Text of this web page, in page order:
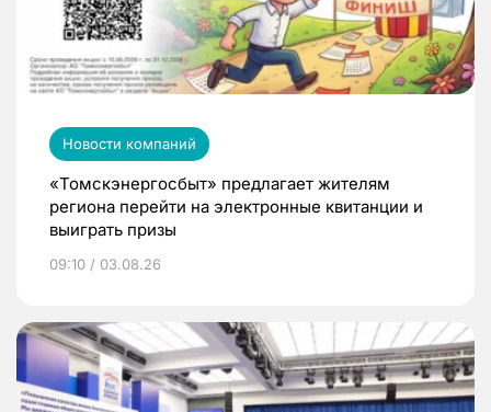
Новости компаний
«Томскэнергосбыт» предлагает жителям
региона перейти на электронные квитанции и
выиграть призы
09:10 / 03.08.26